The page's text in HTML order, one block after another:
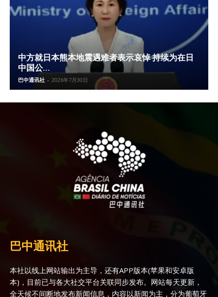
中方就日本熊本地震遇难者表示哀悼 持续为在日
中国公...
巴中通讯社 - 2026年7月30日
巴中通讯社
本社以线上网站输出为主导，还有APP版本(苹果和安卓版
本)，目前已与各大社交平台关联同步发布。网站每天更新，
全天候不间断地发布新闻信息，内容以新闻为主，分为葡萄牙